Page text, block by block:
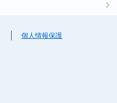
個人情報保護